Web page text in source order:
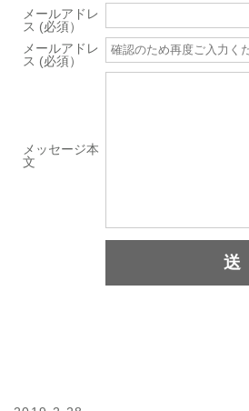
メールアドレ
ス (必須）
メールアドレ
ス (必須）
メッセージ本
文